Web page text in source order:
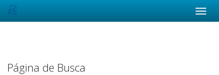
Página de Busca